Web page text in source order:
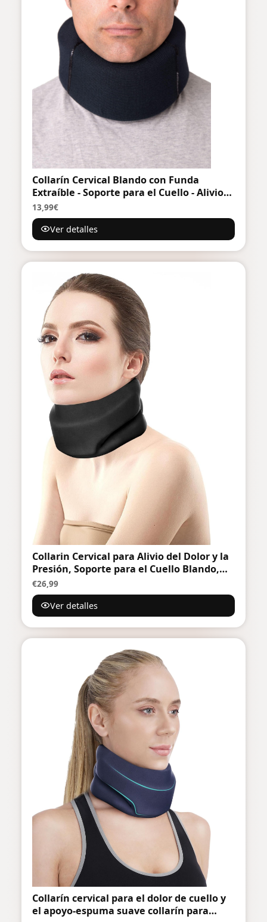
Collarín Cervical Blando con Funda
Extraíble - Soporte para el Cuello - Alivio
del Dolor y la Presión en la Columna
Vertebral, Talla Única - Azul
13,99€
Ver detalles
Collarin Cervical para Alivio del Dolor y la
Presión, Soporte para el Cuello Blando,
Soporte de Cuello de Espuma Suave que
Estabiliza las Vértebras, Adecuado para
Viajar, Trabajar y Dormir
€26,99
Ver detalles
Collarín cervical para el dolor de cuello y
el apoyo-espuma suave collarín para